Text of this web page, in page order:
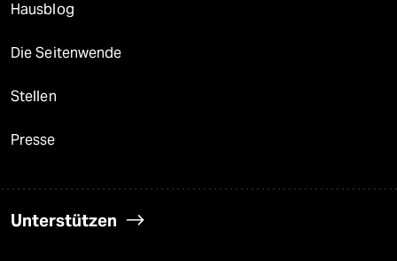
Hausblog
Die Seitenwende
Stellen
Presse
Unterstützen